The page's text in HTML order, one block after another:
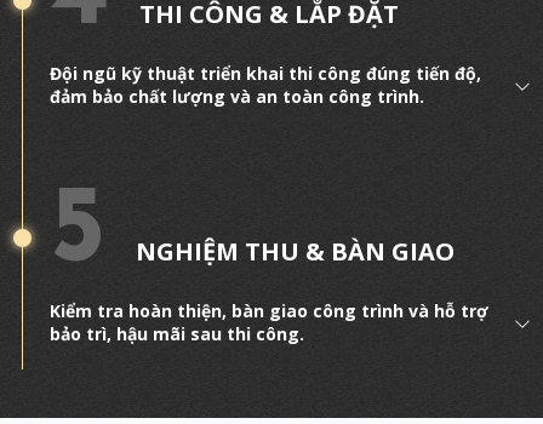
THI CÔNG & LẮP ĐẶT
Đội ngũ kỹ thuật triển khai thi công đúng tiến độ,
đảm bảo chất lượng và an toàn công trình.
5 NGHIỆM THU & BÀN GIAO
Kiểm tra hoàn thiện, bàn giao công trình và hỗ trợ
bảo trì, hậu mãi sau thi công.